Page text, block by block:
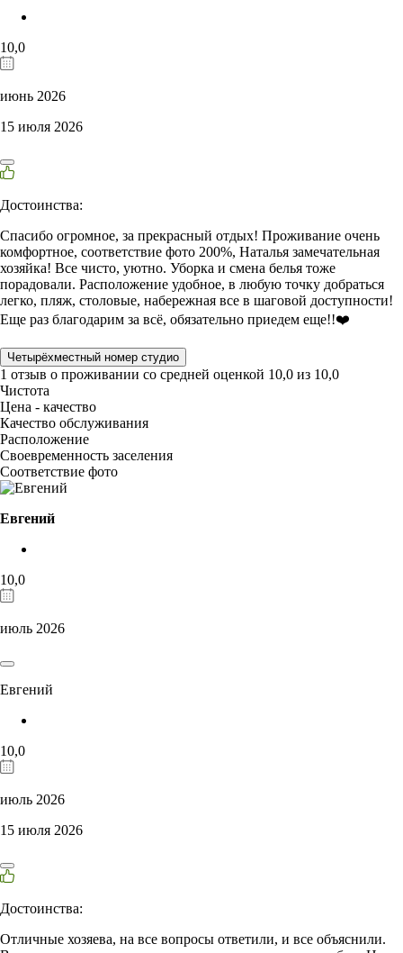
10,0
июнь 2026
15 июля 2026
Достоинства:
Спасибо огромное, за прекрасный отдых! Проживание очень
комфортное, соответствие фото 200%, Наталья замечательная
хозяйка! Все чисто, уютно. Уборка и смена белья тоже
порадовали. Расположение удобное, в любую точку добраться
легко, пляж, столовые, набережная все в шаговой доступности!
Еще раз благодарим за всё, обязательно приедем еще!!❤️
Четырёхместный номер студио
1 отзыв о проживании со средней оценкой 10,0 из 10,0
Чистота
Цена - качество
Качество обслуживания
Расположение
Своевременность заселения
Соответствие фото
Евгений
10,0
июль 2026
Евгений
10,0
июль 2026
15 июля 2026
Достоинства:
Отличные хозяева, на все вопросы ответили, и все объяснили.